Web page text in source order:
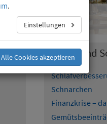
Schlaf und
Schnarchen
Finanzkrise –
.
Einstellungen
Alle Cookies akzeptieren